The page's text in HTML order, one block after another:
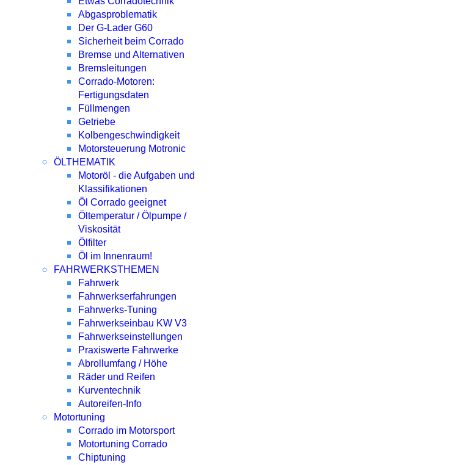
Abgasproblematik
Der G-Lader G60
Sicherheit beim Corrado
Bremse und Alternativen
Bremsleitungen
Corrado-Motoren:
Fertigungsdaten
Füllmengen
Getriebe
Kolbengeschwindigkeit
Motorsteuerung Motronic
ÖLTHEMATIK
Motoröl - die Aufgaben und
Klassifikationen
Öl Corrado geeignet
Öltemperatur / Ölpumpe /
Viskosität
Ölfilter
Öl im Innenraum!
FAHRWERKSTHEMEN
Fahrwerk
Fahrwerkserfahrungen
Fahrwerks-Tuning
Fahrwerkseinbau KW V3
Fahrwerkseinstellungen
Praxiswerte Fahrwerke
Abrollumfang / Höhe
Räder und Reifen
Kurventechnik
Autoreifen-Info
Motortuning
Corrado im Motorsport
Motortuning Corrado
Chiptuning